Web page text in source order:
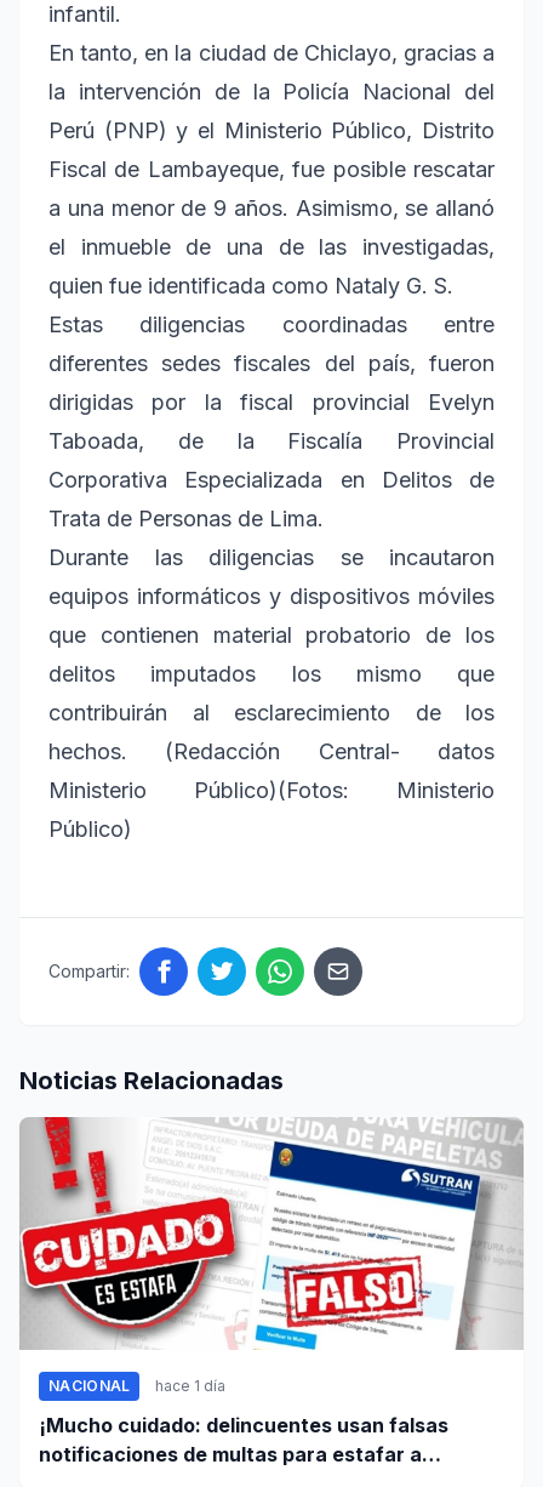
infantil.
En tanto, en la ciudad de Chiclayo, gracias a
la intervención de la Policía Nacional del
Perú (PNP) y el Ministerio Público, Distrito
Fiscal de Lambayeque, fue posible rescatar
a una menor de 9 años. Asimismo, se allanó
el inmueble de una de las investigadas,
quien fue identificada como Nataly G. S.
Estas diligencias coordinadas entre
diferentes sedes fiscales del país, fueron
dirigidas por la fiscal provincial Evelyn
Taboada, de la Fiscalía Provincial
Corporativa Especializada en Delitos de
Trata de Personas de Lima.
Durante las diligencias se incautaron
equipos informáticos y dispositivos móviles
que contienen material probatorio de los
delitos imputados los mismo que
contribuirán al esclarecimiento de los
hechos. (Redacción Central- datos
Ministerio Público)(Fotos: Ministerio
Público)
Compartir:
Noticias Relacionadas
NACIONAL hace 1 día
¡Mucho cuidado: delincuentes usan falsas
notificaciones de multas para estafar a